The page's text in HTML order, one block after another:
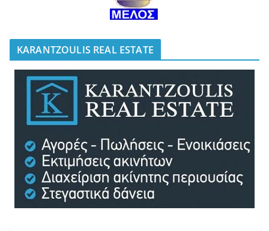
KARANTZOULIS REAL ESTATE